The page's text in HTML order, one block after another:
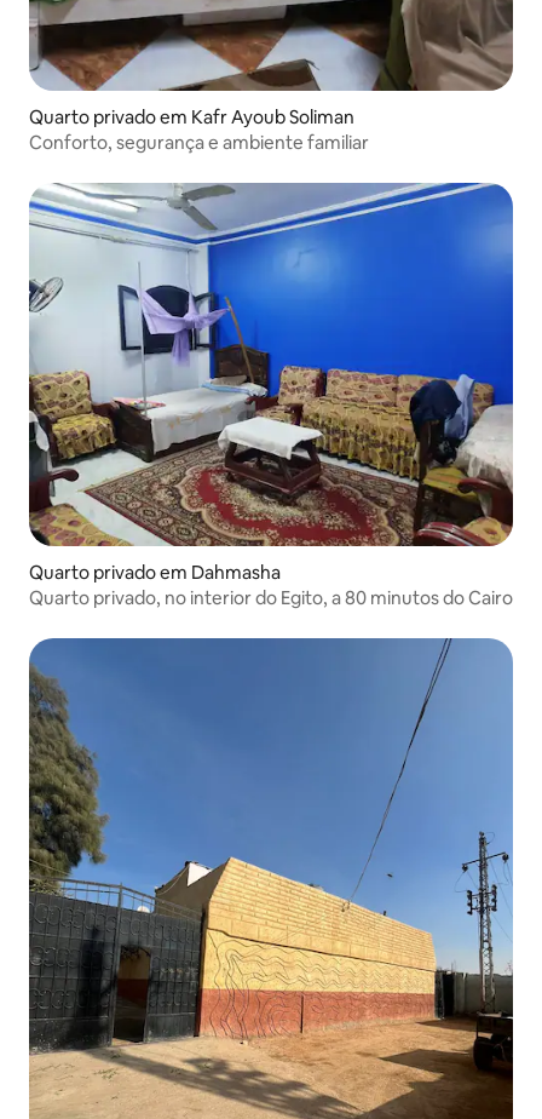
Quarto privado em Kafr Ayoub Soliman
Conforto, segurança e ambiente familiar
Quarto privado em Dahmasha
Quarto privado, no interior do Egito, a 80 minutos do Cairo